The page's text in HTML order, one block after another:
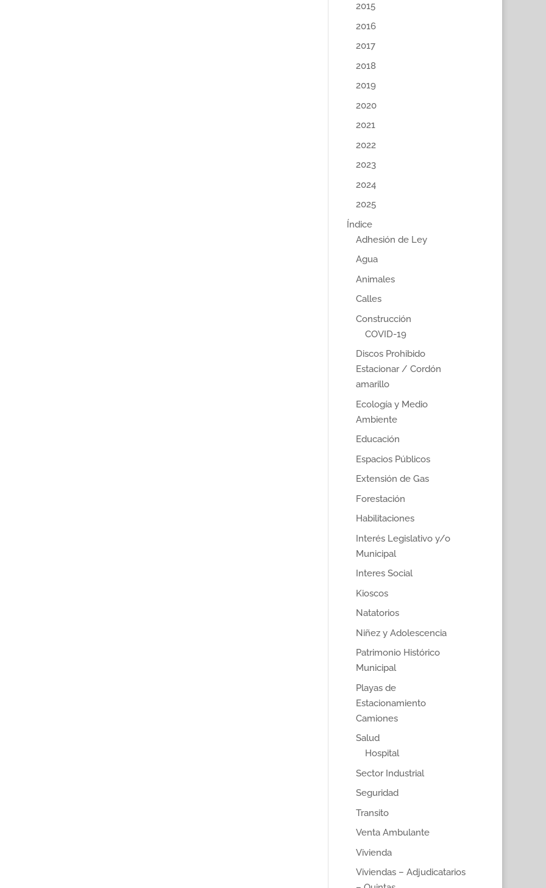
2015
2016
2017
2018
2019
2020
2021
2022
2023
2024
2025
Índice
Adhesión de Ley
Agua
Animales
Calles
Construcción
COVID-19
Discos Prohibido
Estacionar / Cordón
amarillo
Ecología y Medio
Ambiente
Educación
Espacios Públicos
Extensión de Gas
Forestación
Habilitaciones
Interés Legislativo y/o
Municipal
Interes Social
Kioscos
Natatorios
Niñez y Adolescencia
Patrimonio Histórico
Municipal
Playas de
Estacionamiento
Camiones
Salud
Hospital
Sector Industrial
Seguridad
Transito
Venta Ambulante
Vivienda
Viviendas – Adjudicatarios